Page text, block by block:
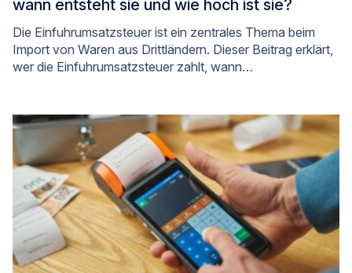
wann entsteht sie und wie hoch ist sie?
Die Einfuhrumsatzsteuer ist ein zentrales Thema beim
Import von Waren aus Drittländern. Dieser Beitrag erklärt,
wer die Einfuhrumsatzsteuer zahlt, wann…